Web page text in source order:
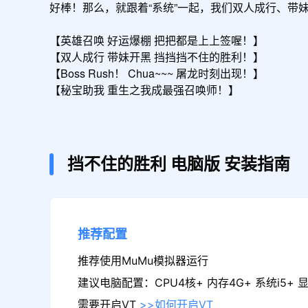
好棒！那么，就跟着“系统”一起，我们双人成行、带妹
【英雄召唤 好运爆棚 把把都是上上签喔！】
【双人成行 带妹开黑 挡挡挡不住的胜利！】
【Boss Rush！ Chua~~~ 屠龙时刻出现！】
【秘宝助我 重生之我成最强召唤师！】
挡不住的胜利 电脑版 安装指南
推荐配置
推荐使用MuMu模拟器运行
建议电脑配置：CPU4核+ 内存4G+ 系统i5+
需要开启VT >>如何开启VT